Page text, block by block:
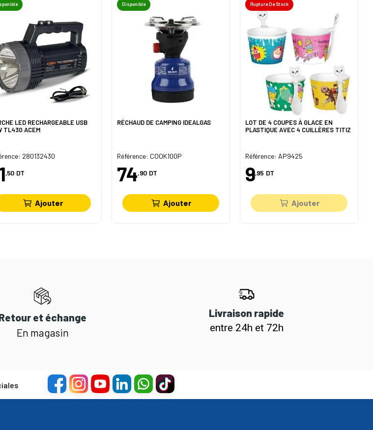
LED RECHARGEABLE USB
TL430 ACEM
280132430
,50 DT
Ajouter
Disponible
RÉCHAUD DE CAMPING IDEALGAS
Référence: COOK100P
74,90 DT
Ajouter
Rupture De Stock
LOT DE 4 COUPES À GLACE EN
PLASTIQUE AVEC 4 CUILLÈRES TITIZ
Référence: AP9425
9,95 DT
Ajouter
et échange
En magasin
Livraison rapide
entre 24h et 72h